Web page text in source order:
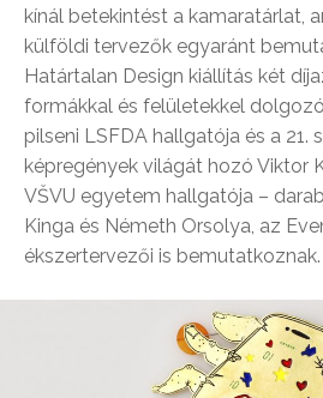
kínál betekintést a kamaratárlat,
külföldi tervezők egyaránt
Határtalan Design kiállítás két
formákkal és felületekkel
pilseni LSFDA hallgatója és a 21.
képregények világát hozó Viktor
VŠVU egyetem hallgatója –
Kinga és Németh Orsolya, az
ékszertervezői is bemutatkoznak.